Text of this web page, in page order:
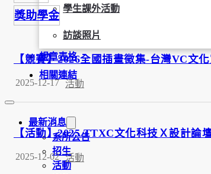
學生課外活動
訪談照片
規章表格
相關連結
最新消息
系所公告
招生
活動
獎助學金
【競賽】2026全國插畫徵集-台灣VC文
2025-12-17 活動
【活動】2025 TTXC文化科技Ｘ設計論
2025-12-02 活動